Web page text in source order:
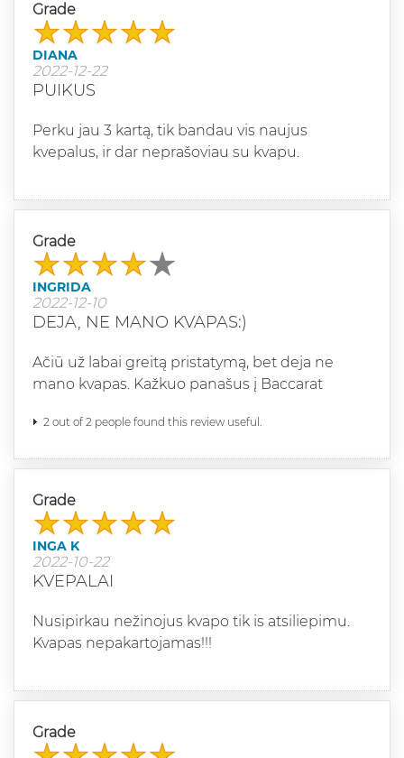
Grade
DIANA
2022-12-22
PUIKUS
Perku jau 3 kartą, tik bandau vis naujus
kvepalus, ir dar neprašoviau su kvapu.
Grade
INGRIDA
2022-12-10
DEJA, NE MANO KVAPAS:)
Ačiū už labai greitą pristatymą, bet deja ne
mano kvapas. Kažkuo panašus į Baccarat
2 out of 2 people found this review useful.
Grade
INGA K
2022-10-22
KVEPALAI
Nusipirkau nežinojus kvapo tik is atsiliepimu.
Kvapas nepakartojamas!!!
Grade